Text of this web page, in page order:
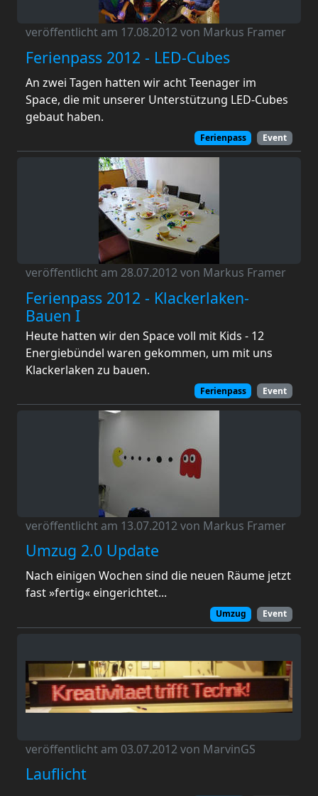
veröffentlicht am 17.08.2012 von Markus Framer
Ferienpass 2012 - LED-Cubes
An zwei Tagen hatten wir acht Teenager im
Space, die mit unserer Unterstützung LED-Cubes
gebaut haben.
Ferienpass Event
veröffentlicht am 28.07.2012 von Markus Framer
Ferienpass 2012 - Klackerlaken-
Bauen I
Heute hatten wir den Space voll mit Kids - 12
Energiebündel waren gekommen, um mit uns
Klackerlaken zu bauen.
Ferienpass Event
veröffentlicht am 13.07.2012 von Markus Framer
Umzug 2.0 Update
Nach einigen Wochen sind die neuen Räume jetzt
fast »fertig« eingerichtet...
Umzug Event
veröffentlicht am 03.07.2012 von MarvinGS
Lauflicht